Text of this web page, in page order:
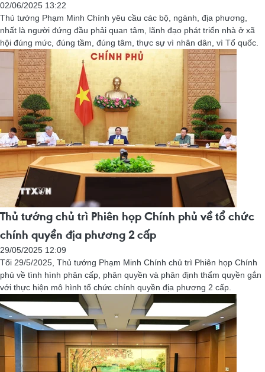
02/06/2025 13:22
Thủ tướng Phạm Minh Chính yêu cầu các bộ, ngành, địa phương,
nhất là người đứng đầu phải quan tâm, lãnh đạo phát triển nhà ở xã
hội đúng mức, đúng tầm, đúng tâm, thực sự vì nhân dân, vì Tổ quốc.
Thủ tướng chủ trì Phiên họp Chính phủ về tổ chức
chính quyền địa phương 2 cấp
29/05/2025 12:09
Tối 29/5/2025, Thủ tướng Phạm Minh Chính chủ trì Phiên họp Chính
phủ về tình hình phân cấp, phân quyền và phân định thẩm quyền gắn
với thực hiện mô hình tổ chức chính quyền địa phương 2 cấp.